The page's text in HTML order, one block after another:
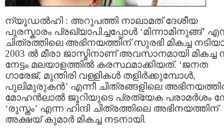
ന്യൂഡല്‍ഹി : അറുപത്തി നാലാമത് ദേശീയ
പുരസ്കാരം പ്രഖ്യാപിച്ചപ്പോള്‍ ‘മിന്നാമിനുങ്ങ്’
ചിത്രത്തിലെ അഭിനയത്തിന് സുരഭി മികച്ച
2003 ല്‍ മീരാ ജാസ്മിനാണ് അവസാനമായി മികച്ച
നേട്ടം മലയാളത്തില്‍ കരസ്ഥമാക്കിയത്. ‘ജനത
ഗാരേജ്, മുന്തിരി വള്ളികള്‍ തളിര്‍ക്കുമ്പോള്‍,
പുലിമുരുകന്‍’ എന്നീ ചിത്രങ്ങളിലെ
മോഹന്‍ലാല്‍ ജൂറിയുടെ പ്രത്യേക പരാമര്‍ശം
‘രുസ്തം’ എന്ന ഹിന്ദി ചിത്രത്തിലെ അഭിനയത്തിന്
അക്ഷയ് കുമാര്‍ മികച്ച നടനായി.